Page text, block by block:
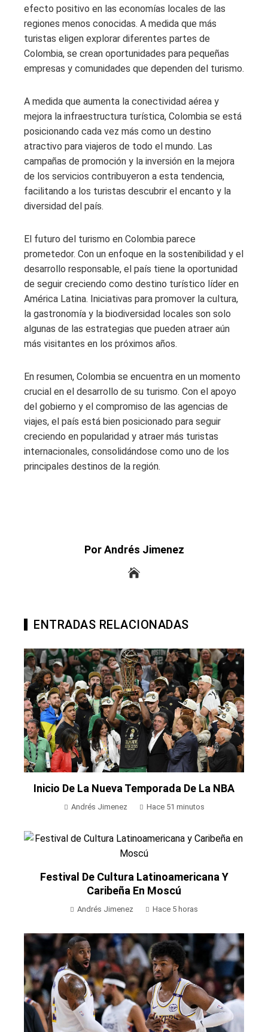
efecto positivo en las economías locales de las
regiones menos conocidas. A medida que más
turistas eligen explorar diferentes partes de
Colombia, se crean oportunidades para pequeñas
empresas y comunidades que dependen del turismo.
A medida que aumenta la conectividad aérea y
mejora la infraestructura turística, Colombia se está
posicionando cada vez más como un destino
atractivo para viajeros de todo el mundo. Las
campañas de promoción y la inversión en la mejora
de los servicios contribuyeron a esta tendencia,
facilitando a los turistas descubrir el encanto y la
diversidad del país.
El futuro del turismo en Colombia parece
prometedor. Con un enfoque en la sostenibilidad y el
desarrollo responsable, el país tiene la oportunidad
de seguir creciendo como destino turístico líder en
América Latina. Iniciativas para promover la cultura,
la gastronomía y la biodiversidad locales son solo
algunas de las estrategias que pueden atraer aún
más visitantes en los próximos años.
En resumen, Colombia se encuentra en un momento
crucial en el desarrollo de su turismo. Con el apoyo
del gobierno y el compromiso de las agencias de
viajes, el país está bien posicionado para seguir
creciendo en popularidad y atraer más turistas
internacionales, consolidándose como uno de los
principales destinos de la región.
Por Andrés Jimenez
ENTRADAS RELACIONADAS
Inicio De La Nueva Temporada De La NBA
Andrés Jimenez Hace 51 minutos
Festival De Cultura Latinoamericana Y
Caribeña En Moscú
Andrés Jimenez Hace 5 horas